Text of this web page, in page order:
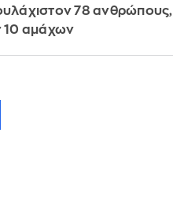
78 ανθρώπους,
10 αμάχων